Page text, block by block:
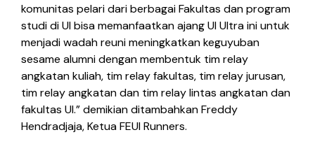
komunitas pelari dari berbagai Fakultas dan program
studi di UI bisa memanfaatkan ajang UI Ultra ini untuk
menjadi wadah reuni meningkatkan keguyuban
sesame alumni dengan membentuk tim relay
angkatan kuliah, tim relay fakultas, tim relay jurusan,
tim relay angkatan dan tim relay lintas angkatan dan
fakultas UI.” demikian ditambahkan Freddy
Hendradjaja, Ketua FEUI Runners.